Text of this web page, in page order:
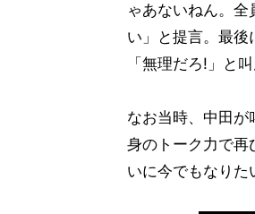
ゃあないねん。
い」と提言。最
「無理だろ!」と
なお当時、中田が
身のトーク力で再
いに今でもなりた